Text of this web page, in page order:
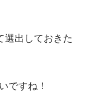
選出しておきた
ですね！